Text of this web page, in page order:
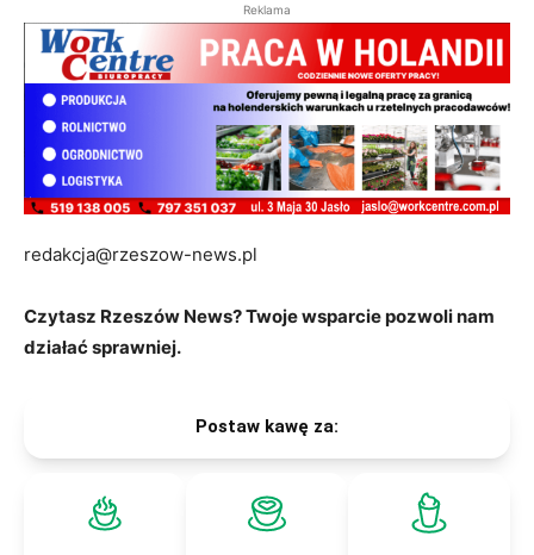
Reklama
redakcja@rzeszow-news.pl
Czytasz Rzeszów News? Twoje wsparcie pozwoli nam
działać sprawniej.
Postaw kawę za: